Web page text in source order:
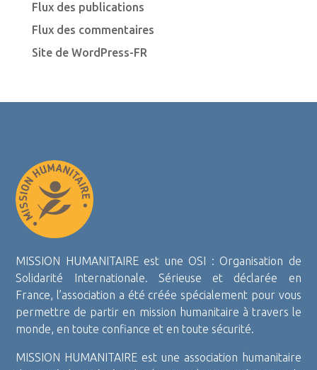
Flux des publications
Flux des commentaires
Site de WordPress-FR
MISSION HUMANITAIRE est une OSI : Organisation de
Solidarité Internationale. Sérieuse et déclarée en
France, l’association a été créée spécialement pour vous
permettre de partir en mission humanitaire à travers le
monde, en toute confiance et en toute sécurité.
MISSION HUMANITAIRE est une association humanitaire